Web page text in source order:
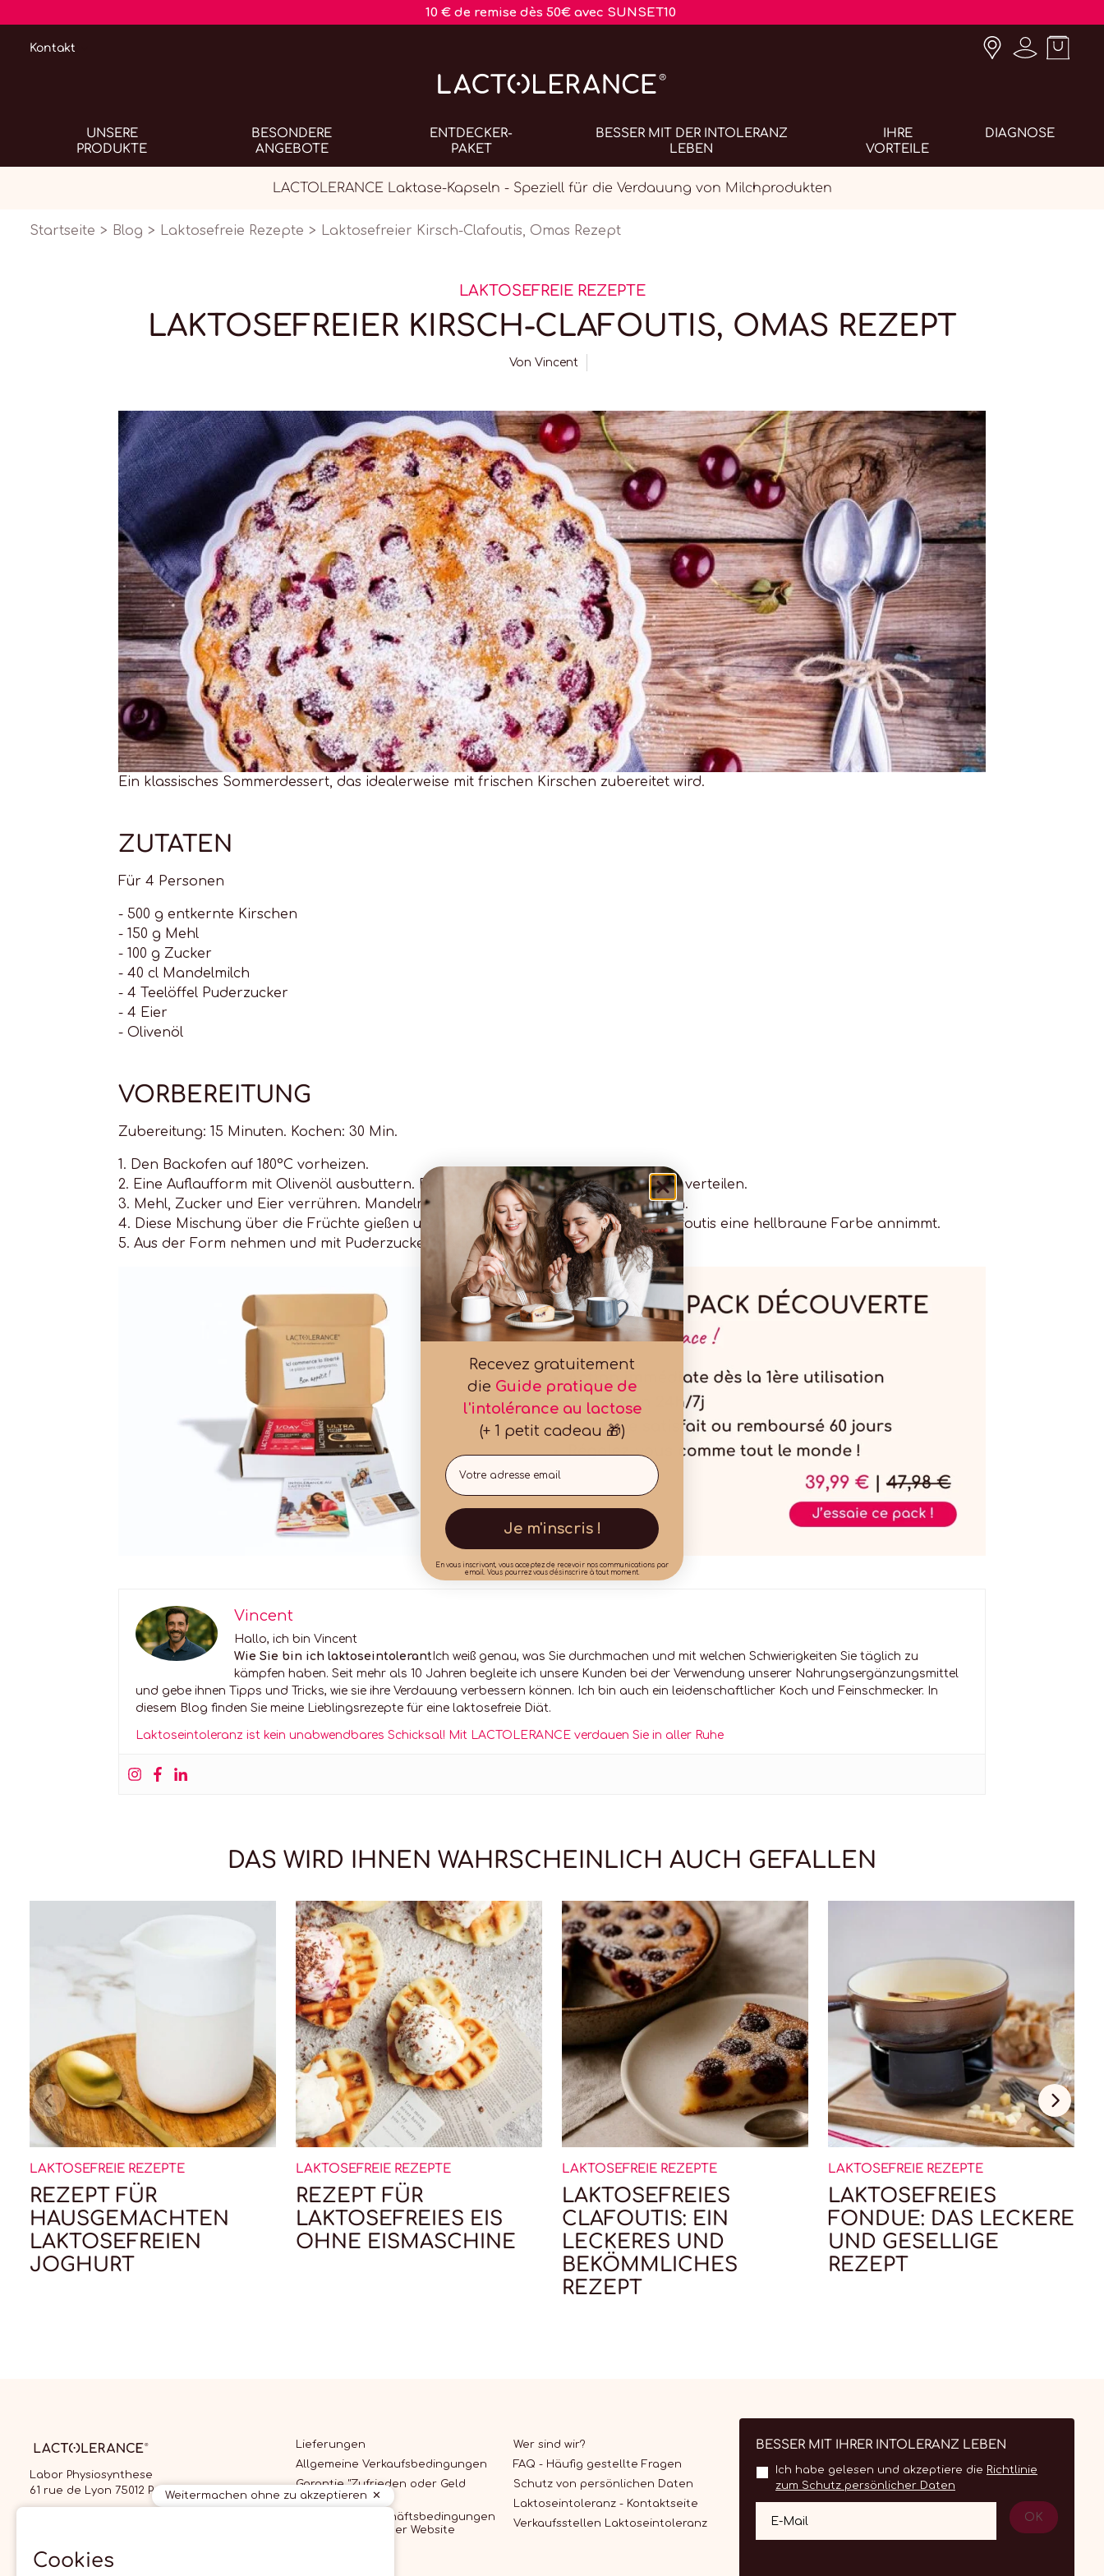
10 € de remise dès 50€ avec SUNSET10
Kontakt
UNSERE
PRODUKTE
BESONDERE
ANGEBOTE
ENTDECKER-
PAKET
BESSER MIT DER INTOLERANZ
LEBEN
IHRE
VORTEILE
DIAGNOSE
LACTOLERANCE Laktase-Kapseln - Speziell für die Verdauung von Milchprodukten
Startseite Blog Laktosefreie Rezepte Laktosefreier Kirsch-Clafoutis, Omas Rezept
LAKTOSEFREIE REZEPTE
LAKTOSEFREIER KIRSCH-CLAFOUTIS, OMAS REZEPT
Von Vincent
Ein klassisches Sommerdessert, das idealerweise mit frischen Kirschen zubereitet wird.
ZUTATEN
Für 4 Personen
- 500 g entkernte Kirschen
- 150 g Mehl
- 100 g Zucker
- 40 cl Mandelmilch
- 4 Teelöffel Puderzucker
- 4 Eier
- Olivenöl
VORBEREITUNG
Zubereitung: 15 Minuten. Kochen: 30 Min.
1. Den Backofen auf 180°C vorheizen.
2. Eine Auflaufform mit Olivenöl ausbuttern. Die Kirschen auf dem Boden der Form verteilen.
3. Mehl, Zucker und Eier verrühren. Mandelmilch hinzufügen und erneut verrühren.
4. Diese Mischung über die Früchte gießen und ca. 30 Minuten backen, bis der Clafoutis eine hellbraune Farbe annimmt.
5. Aus der Form nehmen und mit Puderzucker bestäuben.
Vincent
Hallo, ich bin Vincent
Wie Sie bin ich laktoseintolerantIch weiß genau, was Sie durchmachen und mit welchen Schwierigkeiten Sie täglich zu
kämpfen haben. Seit mehr als 10 Jahren begleite ich unsere Kunden bei der Verwendung unserer Nahrungsergänzungsmittel
und gebe ihnen Tipps und Tricks, wie sie ihre Verdauung verbessern können. Ich bin auch ein leidenschaftlicher Koch und Feinschmecker. In
diesem Blog finden Sie meine Lieblingsrezepte für eine laktosefreie Diät.
Laktoseintoleranz ist kein unabwendbares Schicksal! Mit LACTOLERANCE verdauen Sie in aller Ruhe
DAS WIRD IHNEN WAHRSCHEINLICH AUCH GEFALLEN
LAKTOSEFREIE REZEPTE
REZEPT FÜR
HAUSGEMACHTEN
LAKTOSEFREIEN
JOGHURT
LAKTOSEFREIE REZEPTE
REZEPT FÜR
LAKTOSEFREIES EIS
OHNE EISMASCHINE
LAKTOSEFREIE REZEPTE
LAKTOSEFREIES
CLAFOUTIS: EIN
LECKERES UND
BEKÖMMLICHES
REZEPT
LAKTOSEFREIE REZEPTE
LAKTOSEFREIES
FONDUE: DAS LECKERE
UND GESELLIGE
REZEPT
Labor Physiosynthese
61 rue de Lyon 75012 Paris
09 70 70 70 87
Lieferungen
Allgemeine Verkaufsbedingungen
Garantie "Zufrieden oder Geld
zurück"
Allgemeine Geschäftsbedingungen
für die Nutzung der Website
Wer sind wir?
FAQ - Häufig gestellte Fragen
Schutz von persönlichen Daten
Laktoseintoleranz - Kontaktseite
Verkaufsstellen Laktoseintoleranz
BESSER MIT IHRER INTOLERANZ LEBEN
Ich habe gelesen und akzeptiere die Richtlinie
zum Schutz persönlicher Daten
E-Mail OK
Weitermachen ohne zu akzeptieren
Cookies
Recevez gratuitement
die Guide pratique de
l'intolérance au lactose
(+ 1 petit cadeau 🎁)
Email
Je m'inscris !
En vous inscrivant, vous acceptez de recevoir nos communications par
email. Vous pourrez vous désinscrire à tout moment.